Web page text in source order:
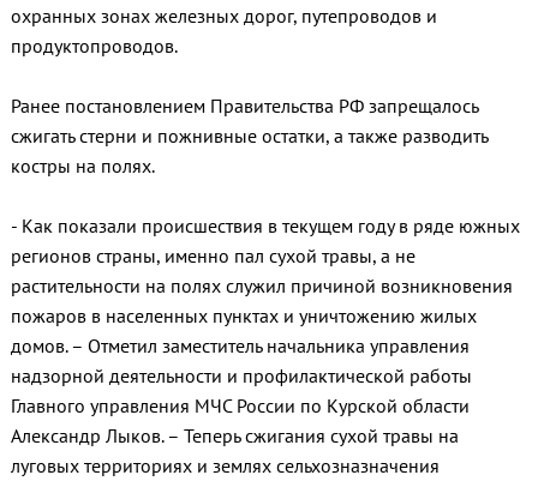
охранных зонах железных дорог, путепроводов и
продуктопроводов.
Ранее постановлением Правительства РФ запрещалось
сжигать стерни и пожнивные остатки, а также разводить
костры на полях.
- Как показали происшествия в текущем году в ряде южных
регионов страны, именно пал сухой травы, а не
растительности на полях служил причиной возникновения
пожаров в населенных пунктах и уничтожению жилых
домов. – Отметил заместитель начальника управления
надзорной деятельности и профилактической работы
Главного управления МЧС России по Курской области
Александр Лыков. – Теперь сжигания сухой травы на
луговых территориях и землях сельхозназначения